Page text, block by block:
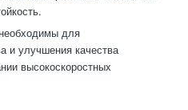
для
и улучшения качества
высокоскоростных